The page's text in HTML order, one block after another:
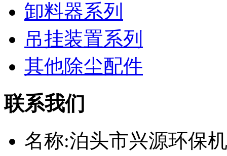
卸料器系列
吊挂装置系列
其他除尘配件
联系我们
名称:泊头市兴源环保